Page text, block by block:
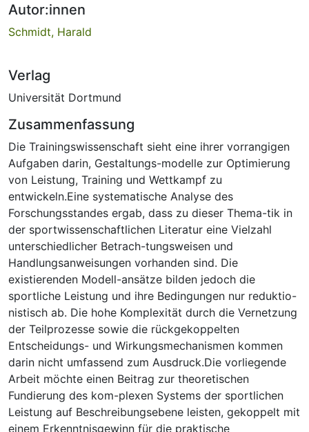
Autor:innen
Schmidt, Harald
Verlag
Universität Dortmund
Zusammenfassung
Die Trainingswissenschaft sieht eine ihrer vorrangigen
Aufgaben darin, Gestaltungs-modelle zur Optimierung
von Leistung, Training und Wettkampf zu
entwickeln.Eine systematische Analyse des
Forschungsstandes ergab, dass zu dieser Thema-tik in
der sportwissenschaftlichen Literatur eine Vielzahl
unterschiedlicher Betrach-tungsweisen und
Handlungsanweisungen vorhanden sind. Die
existierenden Modell-ansätze bilden jedoch die
sportliche Leistung und ihre Bedingungen nur reduktio-
nistisch ab. Die hohe Komplexität durch die Vernetzung
der Teilprozesse sowie die rückgekoppelten
Entscheidungs- und Wirkungsmechanismen kommen
darin nicht umfassend zum Ausdruck.Die vorliegende
Arbeit möchte einen Beitrag zur theoretischen
Fundierung des kom-plexen Systems der sportlichen
Leistung auf Beschreibungsebene leisten, gekoppelt mit
einem Erkenntnisgewinn für die praktische